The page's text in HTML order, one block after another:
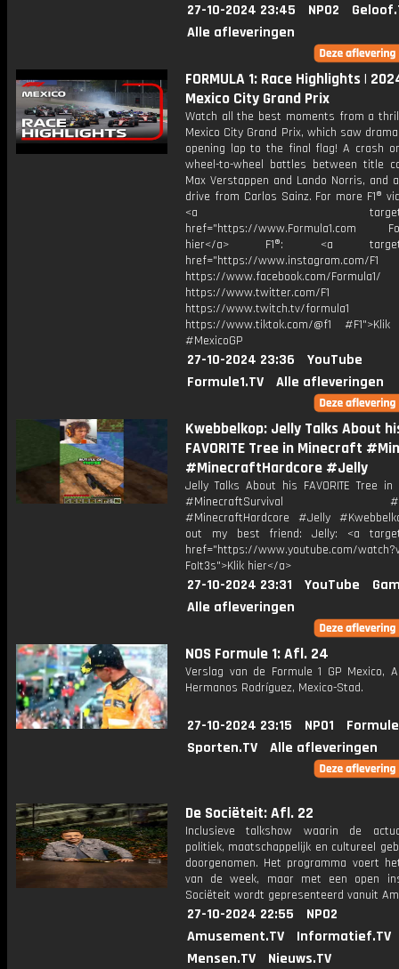
27-10-2024 23:45 NPO2
Alle afleveringen
FORMULA 1: Race Highlights |
Mexico City Grand Prix
Watch all the best moments from a
Mexico City Grand Prix, which saw
opening lap to the final flag! A crash
wheel-to-wheel battles between title
Max Verstappen and Lando Norris, and
drive from Carlos Sainz. For more F1®
<a
href="https://www.Formula1.com
hier</a> F1®: <a
href="https://www.instagram.com/F1
https://www.facebook.com/Formula1/
https://www.twitter.com/F1
https://www.twitch.tv/formula1
https://www.tiktok.com/@f1
#MexicoGP
27-10-2024 23:36
YouTube
Formule1.TV
Alle afleveringen
Kwebbelkop: Jelly Talks About
FAVORITE Tree in Minecraft
#MinecraftHardcore #Jelly
Jelly Talks About his FAVORITE Tree
#MinecraftSurvival
#MinecraftHardcore #Jelly
out my best friend: Jelly: <a
href="https://www.youtube.com/
FoIt3s">Klik hier</a>
27-10-2024 23:31 YouTube
Alle afleveringen
NOS Formule 1: Afl. 24
Verslag van de Formule 1 GP Mexico,
Hermanos Rodríguez, Mexico-Stad.
27-10-2024 23:15 NPO1
Sporten.TV
Alle afleveringen
De Sociëteit: Afl. 22
Inclusieve talkshow waarin de
politiek, maatschappelijk en cultureel
doorgenomen. Het programma voert
van de week, maar met een open
Sociëteit wordt gepresenteerd vanuit
27-10-2024 22:55
NPO2
Amusement.TV
Informatief.TV
Mensen.TV
Nieuws.TV